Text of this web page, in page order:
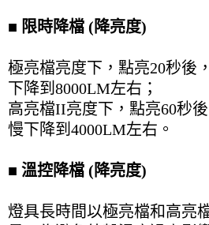
■ 限時降檔 (降亮度)
極亮檔亮度下，點亮20秒後
下降到8000LM左右；
高亮檔II亮度下，點亮60秒
慢下降到4000LM左右。
■ 溫控降檔 (降亮度)
燈具長時間以極亮檔和高亮